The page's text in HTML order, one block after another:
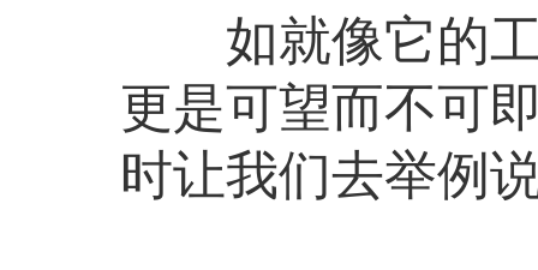
如就像它的工
更是可望而不可
时让我们去举例